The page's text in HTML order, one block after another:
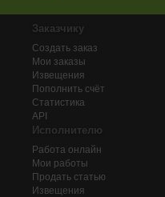
Заказчику
Создать заказ
Мои заказы
Извещения
Пополнить счёт
Статистика
API
Исполнителю
Работа онлайн
Мои работы
Продать статью
Извещения